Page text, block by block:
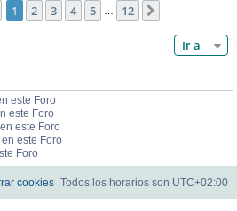
Página de 12
1 2 3 4 5 … 12
Ir a
este Foro
este Foro
este Foro
este Foro
Foro
Todos los horarios son UTC+02:00
cookies